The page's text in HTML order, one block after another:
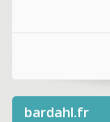
bardahl.fr